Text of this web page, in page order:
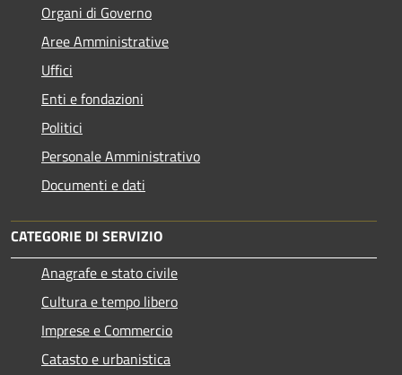
Organi di Governo
Aree Amministrative
Uffici
Enti e fondazioni
Politici
Personale Amministrativo
Documenti e dati
CATEGORIE DI SERVIZIO
Anagrafe e stato civile
Cultura e tempo libero
Imprese e Commercio
Catasto e urbanistica